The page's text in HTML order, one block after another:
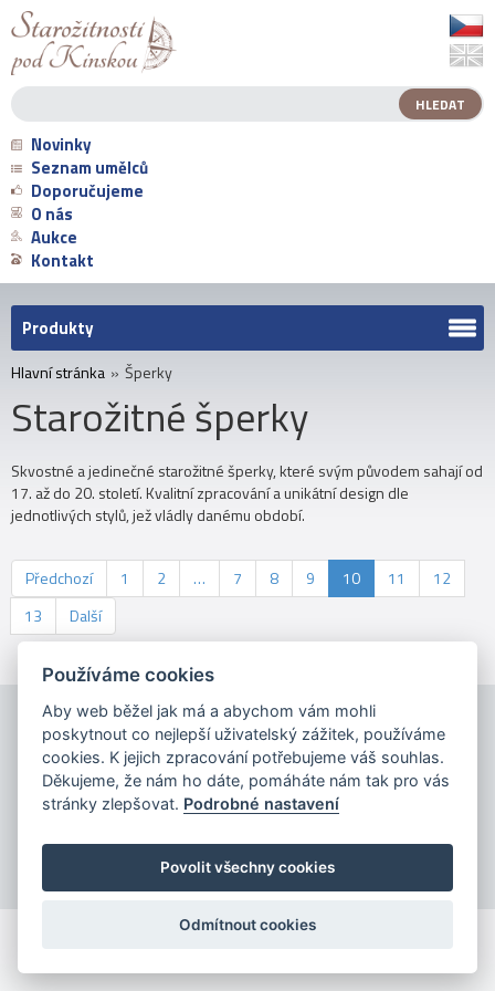
Novinky
Seznam umělců
Doporučujeme
O nás
Aukce
Kontakt
Produkty
Hlavní stránka » Šperky
Starožitné šperky
Skvostné a jedinečné starožitné šperky, které svým původem sahají od
17. až do 20. století. Kvalitní zpracování a unikátní design dle
jednotlivých stylů, jež vládly danému období.
Předchozí 1 2 … 7 8 9 10 11
12
13
Další
Používáme cookies
Aby web běžel jak má a abychom vám mohli
poskytnout co nejlepší uživatelský zážitek, používáme
cookies. K jejich zpracování potřebujeme váš souhlas.
Děkujeme, že nám ho dáte, pomáháte nám tak pro vás
stránky zlepšovat. Podrobné nastavení
Povolit všechny cookies
Odmítnout cookies